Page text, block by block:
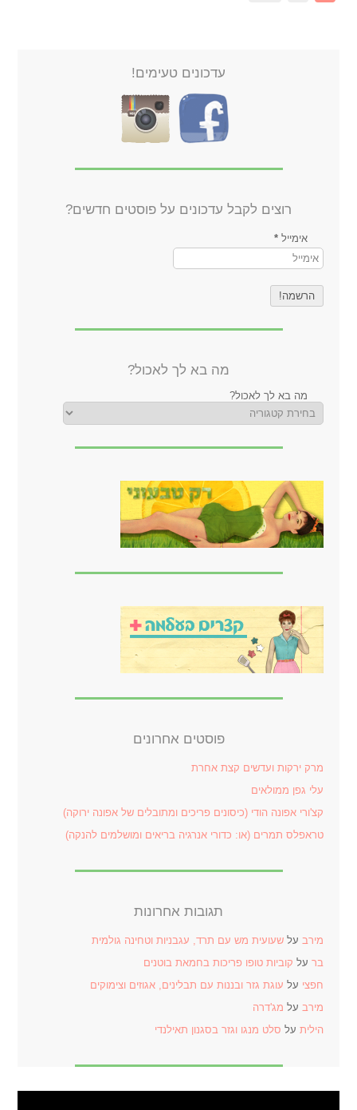
עדכונים טעימים!
רוצים לקבל עדכונים על פוסטים חדשים?
אימייל*
מה בא לך לאכול?
מה בא לך לאכול?
פוסטים אחרונים
מרק ירקות ועדשים קצת אחרת
עלי גפן ממולאים
קצ'ורי אפונה הודי (כיסונים פריכים ומתובלים של אפונה ירוקה)
טראפלס תמרים (או: כדורי אנרגיה בריאים ומושלמים להנקה)
תגובות אחרונות
מירב עלשעועית מש עם תרד, עגבניות וטחינה גולמית
בר על קוביות טופו פריכות בחמאת בוטנים
חפצי על עוגת גזר ובננות עם תבלינים, אגוזים וצימוקים
מירב על מג'דרה
הילית על סלט מנגו וגזר בסגנון תאילנדי